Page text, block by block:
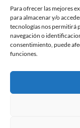
Para ofrecer las mejores
para almacenar y/o
tecnologías nos permitirá
navegación o
consentimiento, puede
funciones.
© 1998 - 2026